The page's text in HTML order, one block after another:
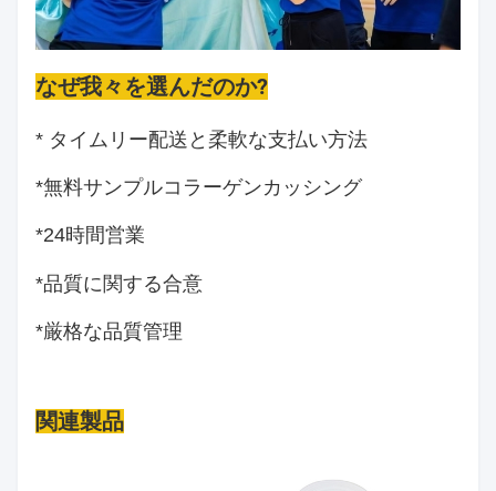
なぜ我々を選んだのか?
* タイムリー配送と柔軟な支払い方法
*無料サンプルコラーゲンカッシング
*24時間営業
*品質に関する合意
*厳格な品質管理
関連製品